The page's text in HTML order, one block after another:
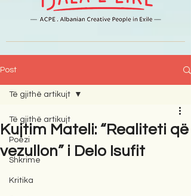
Post
Të gjithë artikujt
Poezi
Shkrime
Kritika
Të gjithë artikujt
Kujtim Mateli: “Realiteti që
vezullon” i Delo Isufit